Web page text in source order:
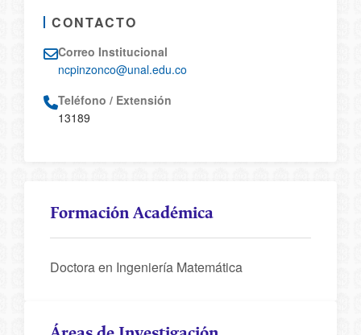
CONTACTO
Correo Institucional
ncpinzonco@unal.edu.co
Teléfono / Extensión
13189
Formación Académica
Doctora en Ingeniería Matemática